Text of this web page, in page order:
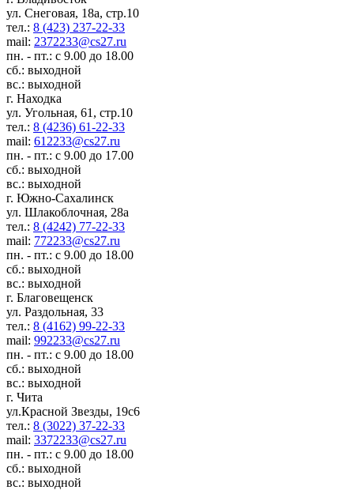
ул. Снеговая, 18а, стр.10
тел.: 8 (423) 237-22-33
mail: 2372233@cs27.ru
пн. - пт.: с 9.00 до 18.00
сб.: выходной
вс.: выходной
г. Находка
ул. Угольная, 61, стр.10
тел.: 8 (4236) 61-22-33
mail: 612233@cs27.ru
пн. - пт.: с 9.00 до 17.00
сб.: выходной
вс.: выходной
г. Южно-Сахалинск
ул. Шлакоблочная, 28а
тел.: 8 (4242) 77-22-33
mail: 772233@cs27.ru
пн. - пт.: с 9.00 до 18.00
сб.: выходной
вс.: выходной
г. Благовещенск
ул. Раздольная, 33
тел.: 8 (4162) 99-22-33
mail: 992233@cs27.ru
пн. - пт.: с 9.00 до 18.00
сб.: выходной
вс.: выходной
г. Чита
ул.Красной Звезды, 19с6
тел.: 8 (3022) 37-22-33
mail: 3372233@cs27.ru
пн. - пт.: с 9.00 до 18.00
сб.: выходной
вс.: выходной